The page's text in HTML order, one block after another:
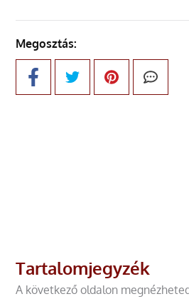
Megosztás:
Tartalomjegyzék
A következő oldalon